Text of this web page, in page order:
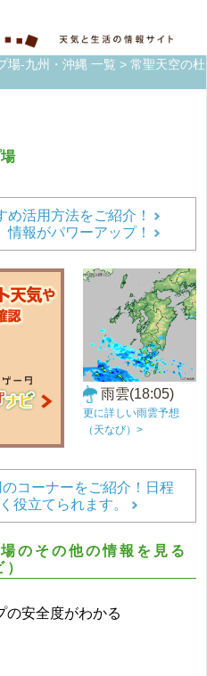
場-九州・沖縄 一覧 > 常聖天空の杜
活用方法をご紹介！
報がパワーアップ！
雨雲(18:05)
更に詳しい雨雲予想
（天なび）>
コーナーをご紹介！日程
役立てられます。
のその他の情報を見る
の安全度がわかる